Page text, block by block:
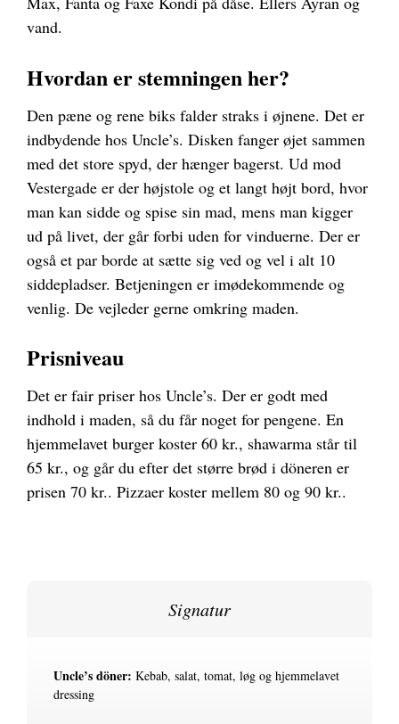
vand.
Hvordan er stemningen her?
Den pæne og rene biks falder straks i øjnene. Det er
indbydende hos Uncle’s. Disken fanger øjet sammen
med det store spyd, der hænger bagerst. Ud mod
Vestergade er der højstole og et langt højt bord, hvor
man kan sidde og spise sin mad, mens man kigger
ud på livet, der går forbi uden for vinduerne. Der er
også et par borde at sætte sig ved og vel i alt 10
siddepladser. Betjeningen er imødekommende og
venlig. De vejleder gerne omkring maden.
Prisniveau
Det er fair priser hos Uncle’s. Der er godt med
indhold i maden, så du får noget for pengene. En
hjemmelavet burger koster 60 kr., shawarma står til
65 kr., og går du efter det større brød i döneren er
prisen 70 kr.. Pizzaer koster mellem 80 og 90 kr..
Signatur
Uncle’s döner: Kebab, salat, tomat, løg og hjemmelavet
dressing